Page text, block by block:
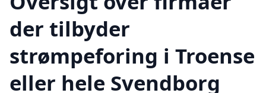
der tilbyder
strømpeforing i Troense
eller hele Svendborg